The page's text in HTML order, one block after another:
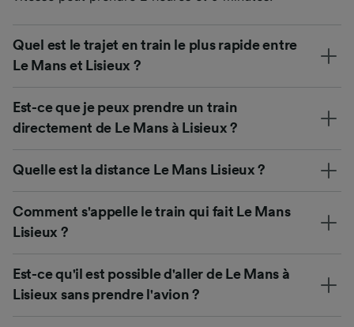
Quel est le trajet en train le plus rapide entre
Le Mans et Lisieux ?
Est-ce que je peux prendre un train
directement de Le Mans à Lisieux ?
Quelle est la distance Le Mans Lisieux ?
Comment s'appelle le train qui fait Le Mans
Lisieux ?
Est-ce qu'il est possible d'aller de Le Mans à
Lisieux sans prendre l'avion ?